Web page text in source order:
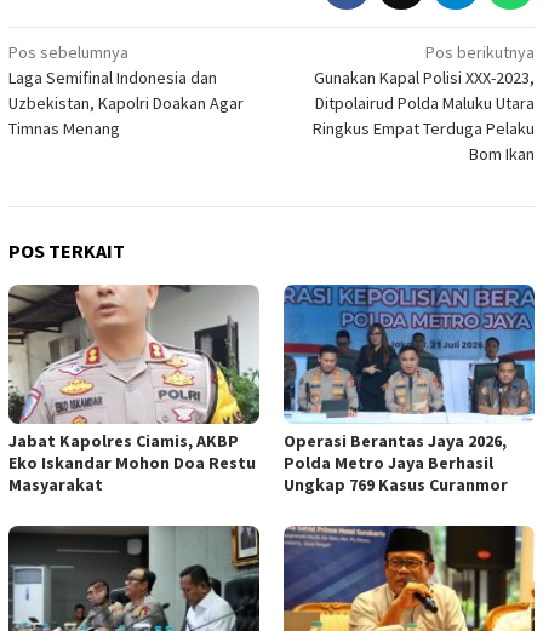
Navigasi
pos
Pos sebelumnya
Laga Semifinal Indonesia dan
Uzbekistan, Kapolri Doakan Agar
Timnas Menang
Pos berikutnya
Gunakan Kapal Polisi XXX-2023,
Ditpolairud Polda Maluku Utara
Ringkus Empat Terduga Pelaku
Bom Ikan
POS TERKAIT
Jabat Kapolres Ciamis, AKBP
Eko Iskandar Mohon Doa Restu
Masyarakat
Operasi Berantas Jaya 2026,
Polda Metro Jaya Berhasil
Ungkap 769 Kasus Curanmor